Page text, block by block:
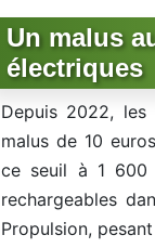
Un malus
électriques
Depuis 2022,
malus de 10
ce seuil à 1 600
rechargeables
Propulsion,